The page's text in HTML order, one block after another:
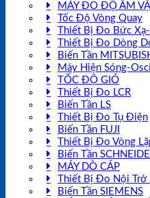
MÁY ĐO ĐỘ ẨM
Tốc Độ Vòng Quay
Thiết Bị Đo Bức
Thiết Bị Đo Dòng
Biến Tần
Máy Hiện Sóng-
TỐC ĐỘ GIÓ
Thiết Bị Đo LCR
Biến Tần LS
Thiết Bị Đo Tụ Điện
Biến Tần FUJI
Thiết Bị Đo Vòng
Biến Tần
MÁY DÒ CÁP
Thiết Bị Đo Nội Trở
Biến Tần SIEMENS